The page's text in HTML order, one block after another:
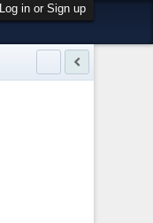
Log in or Sign up